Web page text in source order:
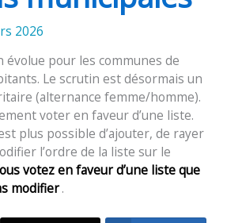
2026
évolue pour les communes de
Le scrutin est désormais un
(alternance femme/homme).
voter en faveur d’une liste.
plus possible d’ajouter, de rayer
l’ordre de la liste sur le
votez en faveur d’une liste que
modifier.